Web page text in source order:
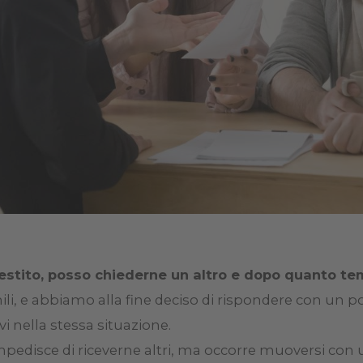
posso chiederne un altro e dopo quanto
e abbiamo alla fine deciso di rispondere con un
nella stessa situazione.
di riceverne altri, ma occorre muoversi con